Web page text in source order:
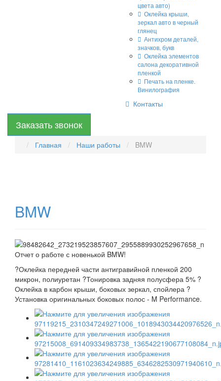
цвета авто)
Оклейка крыши,
зеркал авто в черный
глянец
Антихром деталей,
значков, букв
Оклейка элементов
салона декоративной
пленкой
Печать на пленке.
Винилография
Контакты
Заказать звонок
Главная Наши работы BMW
BMW
Отчет о работе с новенькой BMW!
?Оклейка передней части антигравийной пленкой 200
микрон, полиуретан ?Тонировка задняя полусфера 5% ?
Оклейка в карбон крыши, боковых зеркал, спойлера ?
Установка оригинальных боковых полос - M Performance.